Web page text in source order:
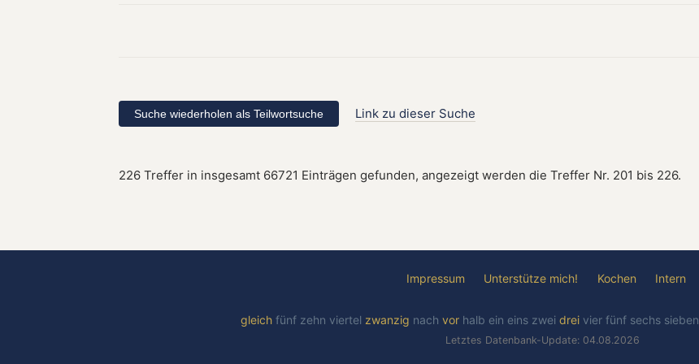
Link zu dieser Suche
226 Treffer in insgesamt 66721 Einträgen gefunden, angezeigt werden die Treffer Nr. 201 bis 226.
Impressum Unterstütze mich! Kochen Intern
gleich fünf zehn viertel zwanzig nach vor halb ein eins zwei drei vier fünf sechs sieben
Letztes Datenbank-Update: 04.08.2026